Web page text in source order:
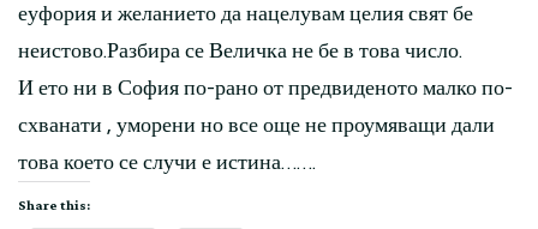
еуфория и желанието да нацелувам целия свят бе
неистово.Разбира се Величка не бе в това число.
И ето ни в София по-рано от предвиденото малко по-
схванати , уморени но все още не проумяващи дали
това което се случи е истина…….
Share this: